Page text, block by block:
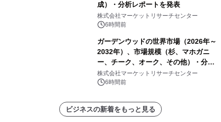
成）・分析レポートを発表
株式会社マーケットリサーチセンター
6時間前
ガーデンウッドの世界市場（2026年～
2032年）、市場規模（杉、マホガニ
ー、チーク、オーク、その他）・分析
レポートを発表
株式会社マーケットリサーチセンター
6時間前
ビジネスの新着をもっと見る